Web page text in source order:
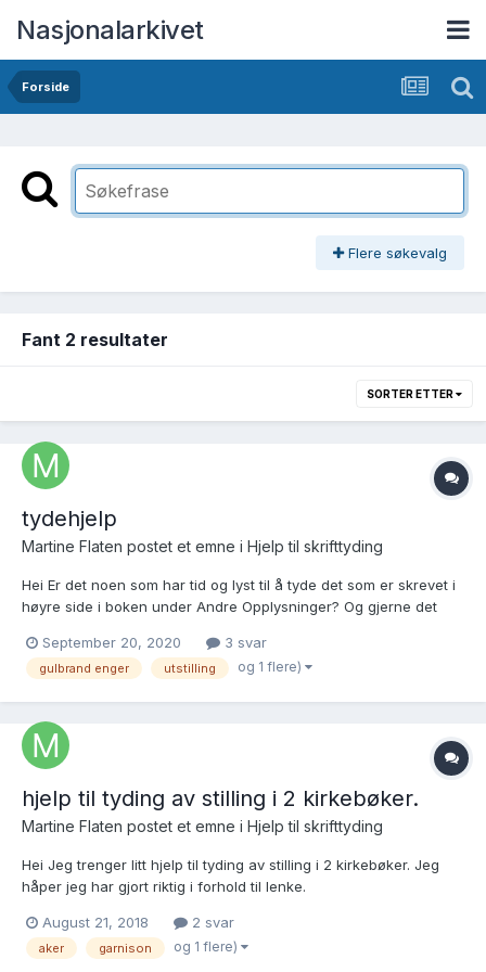
Nasjonalarkivet
Forside
Flere søkevalg
Fant 2 resultater
SORTER ETTER
tydehjelp
Martine Flaten postet et emne i Hjelp til skrifttyding
Hei Er det noen som har tid og lyst til å tyde det som er skrevet i
høyre side i boken under Andre Opplysninger? Og gjerne det
tilvirkningsverdi. https://www.sa.dk/ao-
soegesider/da/billedviser?epid=17647887#228250,43131289...
September 20, 2020 3 svar
gulbrand enger utstilling og 1 flere)
hjelp til tyding av stilling i 2 kirkebøker.
Martine Flaten postet et emne i Hjelp til skrifttyding
Hei Jeg trenger litt hjelp til tyding av stilling i 2 kirkebøker. Jeg
håper jeg har gjort riktig i forhold til lenke.
hva som står om Gulbrand Enger på lysning nr 176, ved siden av
og under vaccinert 1826. Jeg synes det...
August 21, 2018 2 svar
aker garnison og 1 flere)